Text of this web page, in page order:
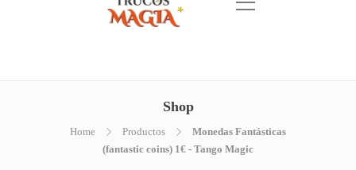
Shop
Home Productos
Monedas Fantásticas
(fantastic coins) 1€ - Tango Magic